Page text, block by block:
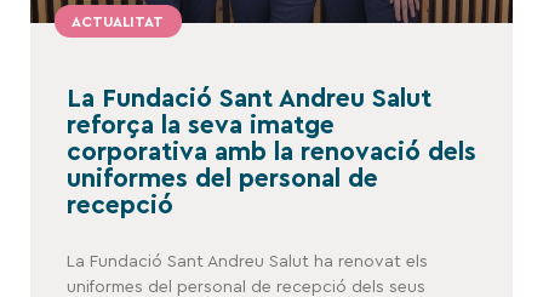
ACTUALITAT
La Fundació Sant Andreu Salut
reforça la seva imatge
corporativa amb la renovació dels
uniformes del personal de
recepció
La Fundació Sant Andreu Salut ha renovat els
uniformes del personal de recepció dels seus